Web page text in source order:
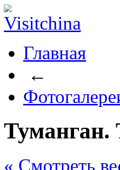
Главная
←
Туманган.
« Cмотреть